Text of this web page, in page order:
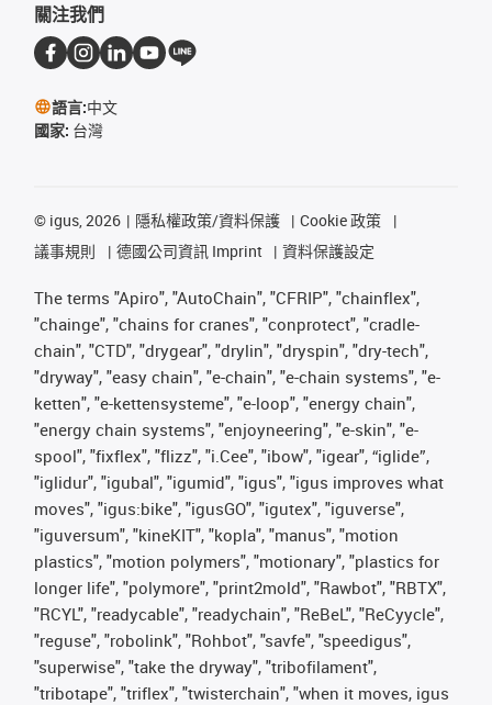
關注我們
語言:中文
國家: 台灣
© igus, 2026 隱私權政策/資料保護
Cookie 政策
議事規則
德國公司資訊 Imprint 資料保護設定
The terms "Apiro", "AutoChain", "CFRIP", "chainflex",
"chainge", "chains for cranes", "conprotect", "cradle-
chain", "CTD", "drygear", "drylin", "dryspin", "dry-tech",
"dryway", "easy chain", "e-chain", "e-chain systems", "e-
ketten", "e-kettensysteme", "e-loop", "energy chain",
"energy chain systems", "enjoyneering", "e-skin", "e-
spool", "fixflex", "flizz", "i.Cee", "ibow", "igear", “iglide”,
"iglidur", "igubal", "igumid", "igus", "igus improves what
moves", "igus:bike", "igusGO", "igutex", "iguverse",
"iguversum", "kineKIT", "kopla", "manus", "motion
plastics", "motion polymers", "motionary", "plastics for
longer life", "polymore", "print2mold", "Rawbot", "RBTX",
"RCYL", "readycable", "readychain", "ReBeL", "ReCyycle",
"reguse", "robolink", "Rohbot", "savfe", "speedigus",
"superwise", "take the dryway", "tribofilament",
"tribotape", "triflex", "twisterchain", "when it moves, igus